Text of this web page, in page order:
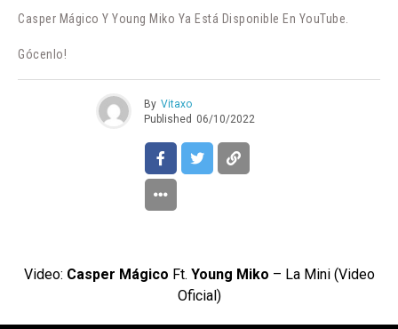
Casper Mágico Y Young Miko Ya Está Disponible En YouTube.
Gócenlo!
By Vitaxo
Published 06/10/2022
Video: Casper Mágico Ft. Young Miko – La Mini (Video
Oficial)